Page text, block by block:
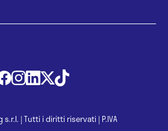
s.r.l. | Tutti i diritti riservati | P.IVA